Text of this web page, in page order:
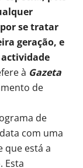
se tratar
geração, e
à Gazeta
de
de
com uma
que está a
Esta